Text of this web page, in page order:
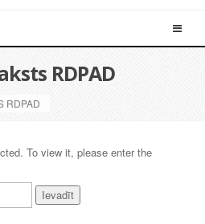
RDPAD
RDPAD
To view it, please enter the